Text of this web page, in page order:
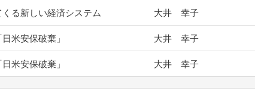
る新しい経済システム 大井 幸子
米安保破棄」 大井 幸子
米安保破棄」 大井 幸子